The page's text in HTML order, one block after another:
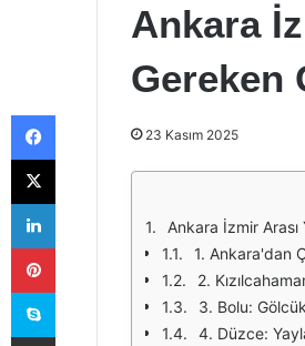
Ankara
Gereken
23 Kasım 2025
Ankara İzmir
1. Ankara'dan
2.
3. Bolu:
4. Düzce:
Facebook
X
LinkedIn
Pinterest
Skype
E-Posta ile paylaş